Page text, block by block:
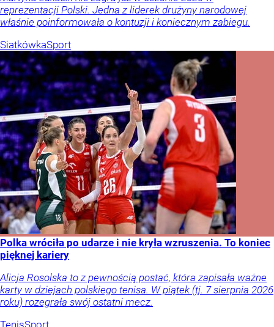
reprezentacji Polski. Jedna z liderek drużyny narodowej
właśnie poinformowała o kontuzji i koniecznym zabiegu.
SiatkówkaSport
Polka wróciła po udarze i nie kryła wzruszenia. To koniec
pięknej kariery
Alicja Rosolska to z pewnością postać, która zapisała ważne
karty w dziejach polskiego tenisa. W piątek (tj. 7 sierpnia 2026
roku) rozegrała swój ostatni mecz.
TenisSport